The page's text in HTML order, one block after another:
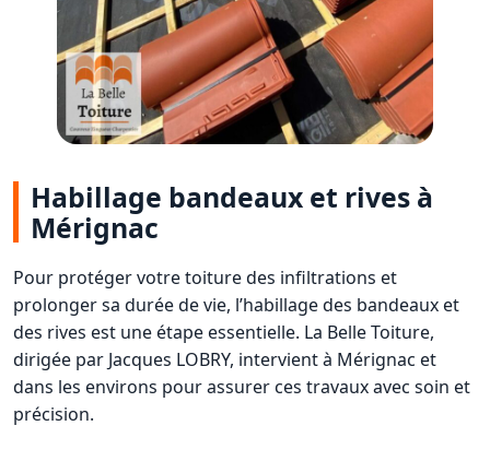
Habillage bandeaux et rives à
Mérignac
Pour protéger votre toiture des infiltrations et
prolonger sa durée de vie, l’habillage des bandeaux et
des rives est une étape essentielle. La Belle Toiture,
dirigée par Jacques LOBRY, intervient à Mérignac et
dans les environs pour assurer ces travaux avec soin et
précision.